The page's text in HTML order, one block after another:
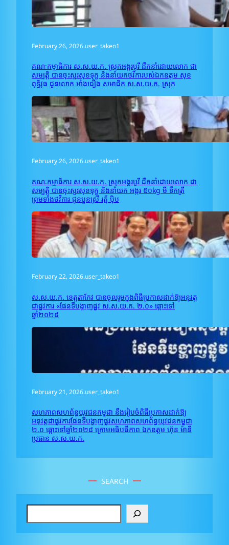
February 26, 2026.user_takeo1
គណៈកម្មាធិការ ស.ស.យ.ក. ស្រុកអង្គរបូរី ដឹកនាំដោយលោក ជា
សម្បត្តិ បានចុះសួរសុខទុក្ខ និងនាំយកថវិការបស់ឯកឧត្តម សុខ
ពុទ្ធិវុធ ជូនលោក អាំង​ជឿង សមាជិក ស.ស.យ.ក. ស្រុក
February 26, 2026.user_takeo1
គណៈកម្មាធិការ ស.ស.យ.ក. ស្រុកអង្គរបូរី ដឹកនាំដោយលោក ជា
សម្បត្តិ បានចុះសួរសុខទុក្ខ និងនាំយក អង្ករ ៥០kg មី ទឹកត្រី
ព្រមទាំងថវិការ ជូនប្អូនស្រី រត្ន័ ប៉ិប
February 22, 2026.user_takeo1
ស.ស.យ.ក. ខេត្តតាកែវ បានចូលរួមក្នុងពិធីប្រកាសដាក់ឱ្យអនុវត្ត
ជាផ្លូវការ «ផែនទីបង្ហាញផ្លូវ ស.ស.យ.ក. ២.០» ឆ្ពោះទៅ
ឆ្នាំ២០២៨
February 21, 2026.user_takeo1
សហភាពសហព័ន្ធយុវជនកម្ពុជា នឹងរៀបចំពិធីប្រកាសដាក់ឱ្យ
អនុវត្តជាផ្លូវការផែនទីបង្ហាញផ្លូវសហភាពសហព័ន្ធយុវជនកម្ពុជា
២.០ ឆ្ពោះទៅឆ្នាំ២០២៨ ក្រោមអធិបធីភាព ឯកឧត្តម ហ៊ុន ម៉ានី
ប្រធាន ស.ស.យ.ក.
SEARCH
e
a